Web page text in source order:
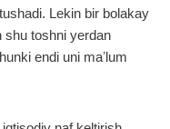
Lekin bir bolakay
shu toshni yerdan
endi uni maʼlum